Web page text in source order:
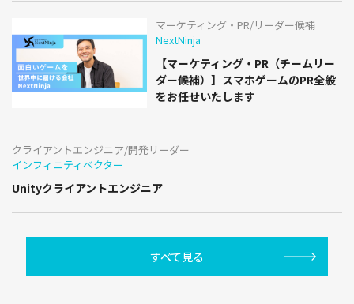
マーケティング・PR/リーダー候補
NextNinja
【マーケティング・PR（チームリー
ダー候補）】スマホゲームのPR全般
をお任せいたします
クライアントエンジニア/開発リーダー
インフィニティベクター
Unityクライアントエンジニア
すべて見る